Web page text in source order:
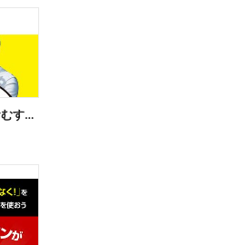
【おトク】大谷選手ファミマおむすび割